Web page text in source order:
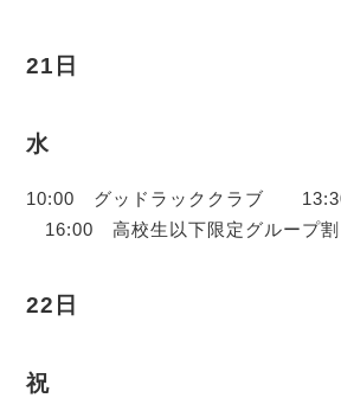
21日
水
10:00 グッドラッククラブ
16:00 高校生以下限定グループ割
22日
祝